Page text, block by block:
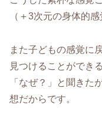
（＋3次元の身体的
また子どもの感覚に
見つけることができ
「なぜ？」と聞きた
想だからです。